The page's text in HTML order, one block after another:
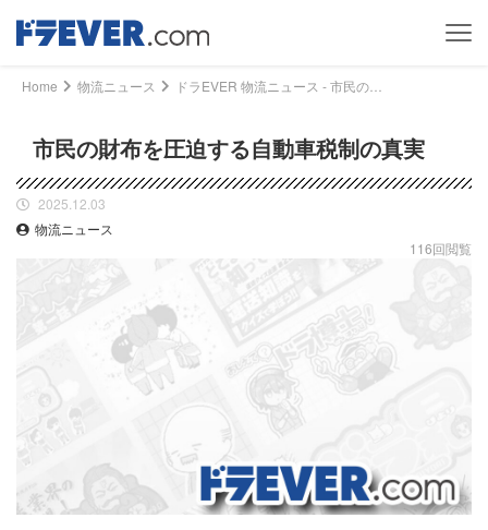
Home 物流ニュース
市民の財布を圧迫する自動車税制の真実
2025.12.03
物流ニュース
116回閲覧